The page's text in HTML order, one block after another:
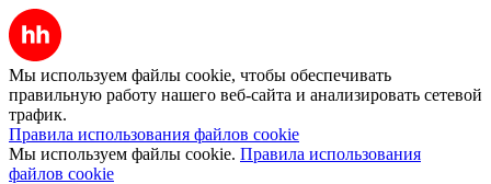
Мы используем файлы cookie, чтобы обеспечивать
правильную работу нашего веб-сайта и анализировать сетевой
трафик.
Правила использования файлов cookie
Мы используем файлы cookie. Правила использования
файлов cookie